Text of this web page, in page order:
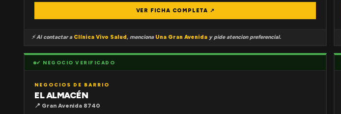
VER FICHA COMPLETA ↗
⚡ Al contactar a Clínica Vivo Salud, menciona Una Gran Avenida y pide atencion preferencial.
✔ NEGOCIO VERIFICADO
NEGOCIOS DE BARRIO
EL ALMACÉN
📍 Gran Avenida 8740